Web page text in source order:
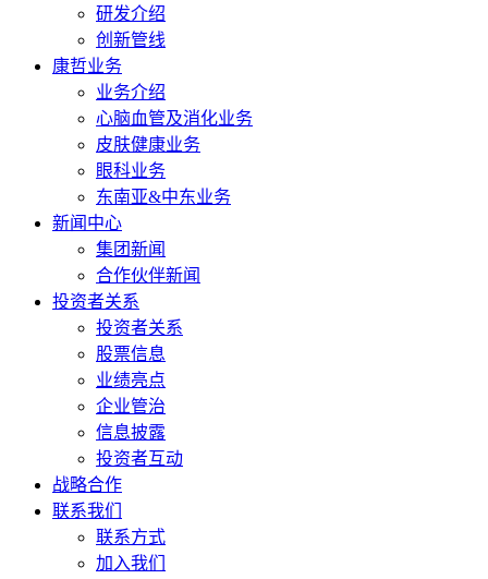
研发介绍
创新管线
康哲业务
业务介绍
心脑血管及消化业务
皮肤健康业务
眼科业务
东南亚&中东业务
新闻中心
集团新闻
合作伙伴新闻
投资者关系
投资者关系
股票信息
业绩亮点
企业管治
信息披露
投资者互动
战略合作
联系我们
联系方式
加入我们